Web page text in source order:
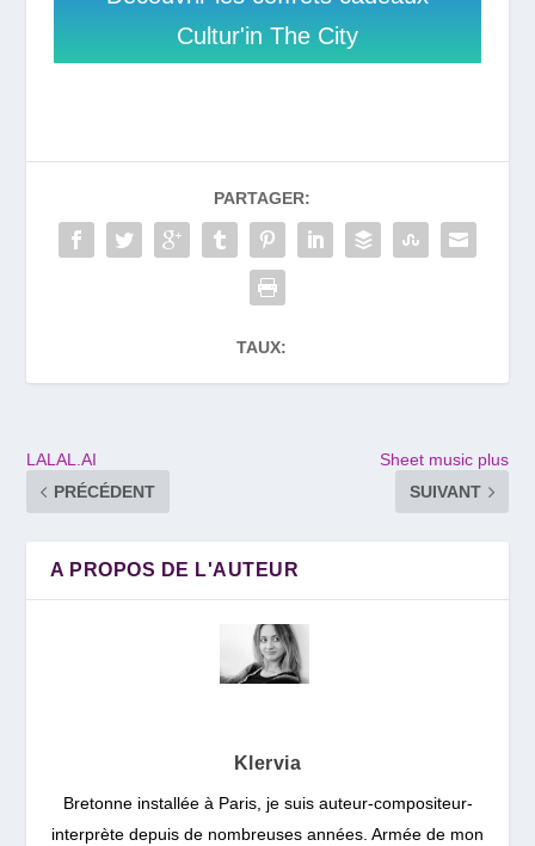
Cultur'in The City
PARTAGER:
TAUX:
LALAL.AI
PRÉCÉDENT
Sheet music plus
SUIVANT
A PROPOS DE L'AUTEUR
Klervia
Bretonne installée à Paris, je suis auteur-compositeur-
interprète depuis de nombreuses années. Armée de mon